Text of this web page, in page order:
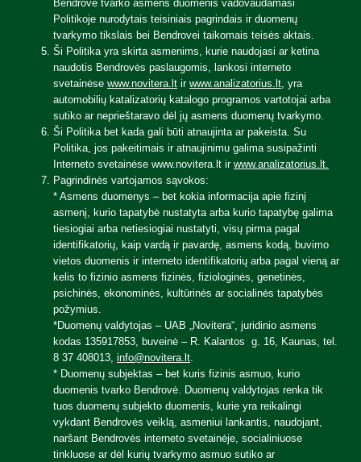
Bendrovė tvarko asmens duomenis vadovaudamasi
Politikoje nurodytais teisiniais pagrindais ir duomenų
tvarkymo tikslais bei Bendrovei taikomais teisės aktais.
Ši Politika yra skirta asmenims, kurie naudojasi ar ketina
naudotis Bendrovės paslaugomis, lankosi interneto
svetainėse www.novitera.lt ir www.analizatorius.lt, yra
automobilių katalizatorių katalogo programos vartotojai arba
sutiko ar neprieštaravo dėl jų asmens duomenų tvarkymo.
Ši Politika bet kada gali būti atnaujinta ar pakeista. Su
Politika, jos pakeitimais ir atnaujinimu galima susipažinti
Interneto svetainėse www.novitera.lt ir www.analizatorius.lt.
Pagrindinės vartojamos sąvokos:
* Asmens duomenys – bet kokia informacija apie fizinį
asmenį, kurio tapatybė nustatyta arba kurio tapatybę galima
tiesiogiai arba netiesiogiai nustatyti, visų pirma pagal
identifikatorių, kaip vardą ir pavardę, asmens kodą, buvimo
vietos duomenis ir interneto identifikatorių arba pagal vieną ar
kelis to fizinio asmens fizinės, fiziologinės, genetinės,
psichinės, ekonominės, kultūrinės ar socialinės tapatybės
požymius.
*Duomenų valdytojas – UAB „Novitera“, juridinio asmens
kodas 135917853, buveinė – R. Kalantos g. 16, Kaunas, tel.
8 37 408013, info@novitera.lt.
* Duomenų subjektas – bet kuris fizinis asmuo, kurio
duomenis tvarko Bendrovė. Duomenų valdytojas renka tik
tuos duomenų subjekto duomenis, kurie yra reikalingi
vykdant Bendrovės veiklą, asmeniui lankantis, naudojant,
naršant Bendrovės interneto svetainėje, socialiniuose
tinkluose ar dėl kurių tvarkymo asmuo sutiko ar